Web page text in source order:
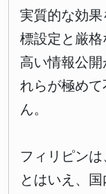
実質的な効
標設定と厳
高い情報公
れらが極め
ん。
フィリピン
とはいえ、